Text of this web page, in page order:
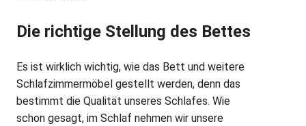
Die richtige Stellung des Bettes
Es ist wirklich wichtig, wie das Bett und weitere
Schlafzimmermöbel gestellt werden, denn das
bestimmt die Qualität unseres Schlafes. Wie
schon gesagt, im Schlaf nehmen wir unsere